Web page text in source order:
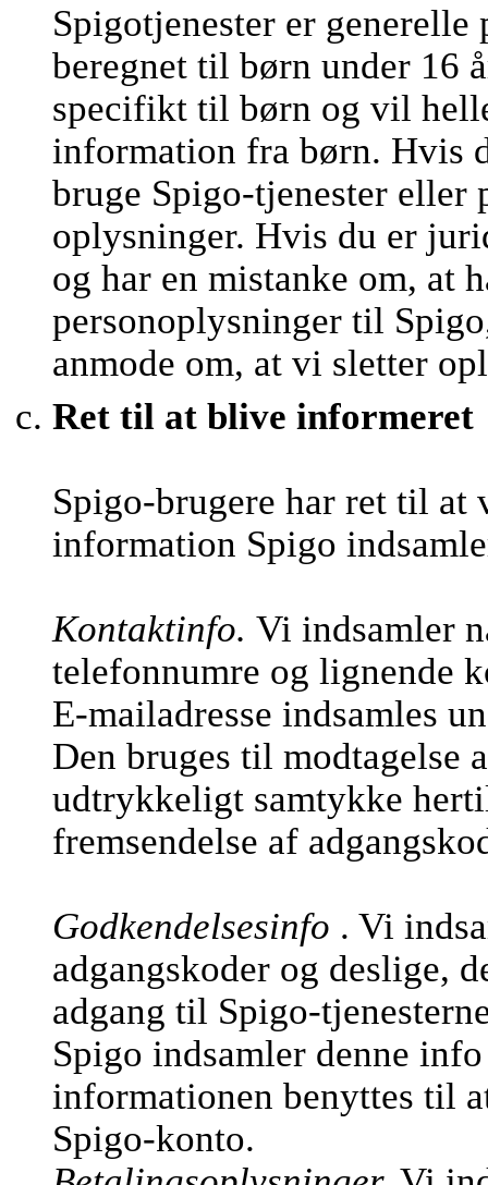
Spigotjenester er
beregnet til børn under 16
specifikt til børn og vil
information fra børn. Hvis
bruge Spigo-tjenester eller
oplysninger. Hvis du er
og har en mistanke om, at
personoplysninger til
anmode om, at vi sletter
Ret til at blive informeret
Spigo-brugere har ret til
information Spigo
Kontaktinfo. Vi indsamler
telefonnumre og lignende
E-mailadresse indsamles
Den bruges til modtagelse
udtrykkeligt samtykke
fremsendelse af
Godkendelsesinfo . Vi
adgangskoder og deslige,
adgang til Spigo-
Spigo indsamler denne
informationen benyttes til
Spigo-konto.